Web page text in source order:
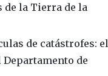
de la Tierra de la
de catástrofes: el
de